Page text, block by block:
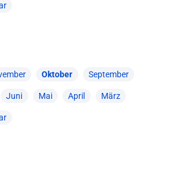
Oktober September
Juni Mai April März